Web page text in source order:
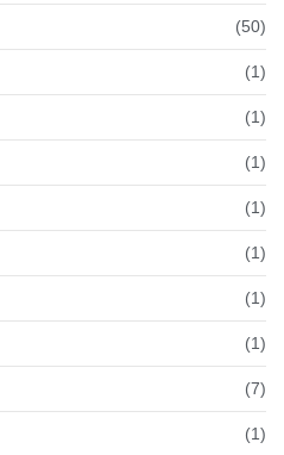
(50)
(1)
(1)
(1)
(1)
(1)
(1)
(1)
(7)
(1)